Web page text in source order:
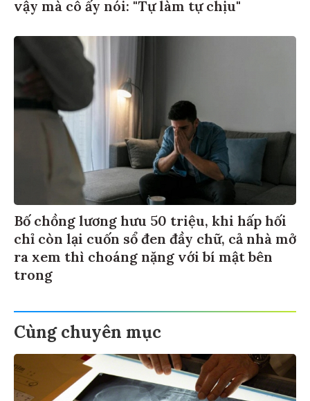
vậy mà cô ấy nói: "Tự làm tự chịu"
Bố chồng lương hưu 50 triệu, khi hấp hối
chỉ còn lại cuốn sổ đen đầy chữ, cả nhà mở
ra xem thì choáng nặng với bí mật bên
trong
Cùng chuyên mục